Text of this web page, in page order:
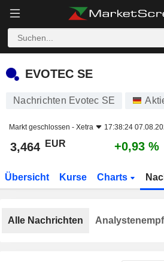
EVOTEC SE
EVOTEC SE
Nachrichten Evotec SE
Markt geschlossen - Xetra 17:38:24
3,464 EUR +0,93 %
Übersicht Kurse Charts
Alle Nachrichten